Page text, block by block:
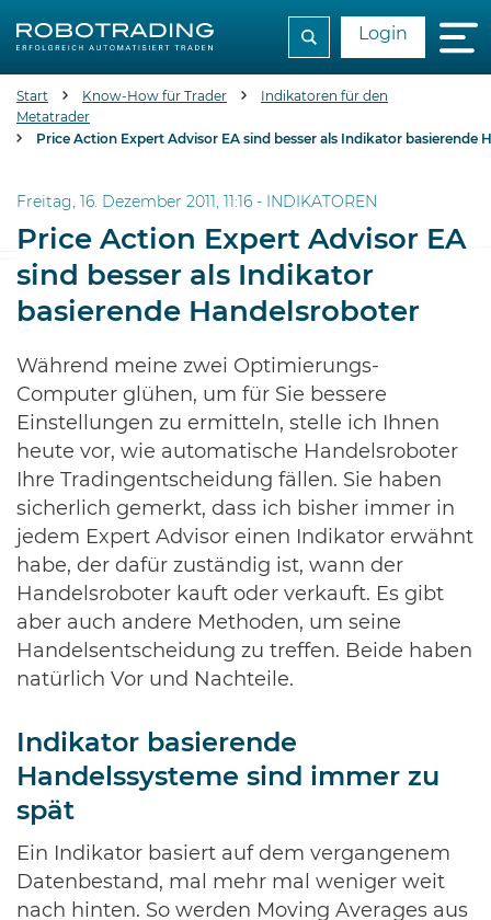
Login
Start Know-How für Trader
Indikatoren für den
Metatrader
Price Action Expert Advisor EA sind besser als Indikator basierende
Freitag, 16. Dezember 2011, 11:16 - INDIKATOREN
Price Action Expert Advisor EA
sind besser als Indikator
basierende Handelsroboter
Während meine zwei Optimierungs-
Computer glühen, um für Sie bessere
Einstellungen zu ermitteln, stelle ich Ihnen
heute vor, wie automatische Handelsroboter
Ihre Tradingentscheidung fällen. Sie haben
sicherlich gemerkt, dass ich bisher immer in
jedem Expert Advisor einen Indikator erwähnt
habe, der dafür zuständig ist, wann der
Handelsroboter kauft oder verkauft. Es gibt
aber auch andere Methoden, um seine
Handelsentscheidung zu treffen. Beide haben
natürlich Vor und Nachteile.
Indikator basierende
Handelssysteme sind immer zu
spät
Ein Indikator basiert auf dem vergangenem
Datenbestand, mal mehr mal weniger weit
nach hinten. So werden Moving Averages aus